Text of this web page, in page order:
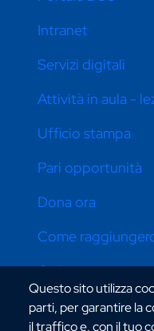
Questo sito utilizza
parti, per garantire la
il traffico e, con il tuo
Intranet
Servizi digitali
Attività in aula -
Ufficio stampa
Pari opportunità
Dona ora
Come
Online store